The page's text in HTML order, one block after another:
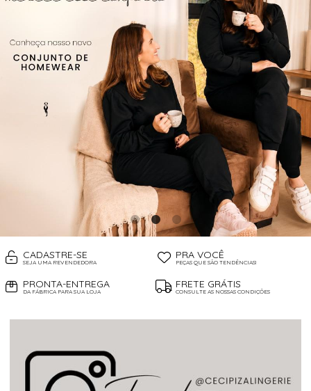
CADASTRE-SE
SEJA UMA REVENDEDORA
PRA VOCÊ
PEÇAS QUE SÃO TENDÊNCIAS!
PRONTA-ENTREGA
DA FÁBRICA PARA SUA LOJA
FRETE GRÁTIS
CONSULTE AS NOSSAS CONDIÇÕES